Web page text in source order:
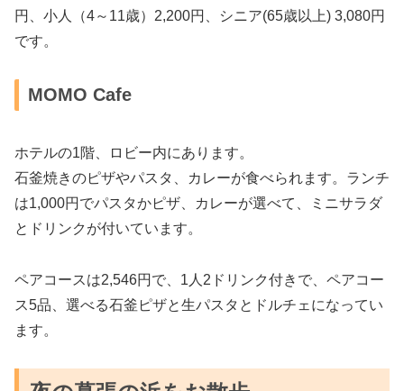
円、小人（4～11歳）2,200円、シニア(65歳以上) 3,080円
です。
MOMO Cafe
ホテルの1階、ロビー内にあります。
石釜焼きのピザやパスタ、カレーが食べられます。ランチ
は1,000円でパスタかピザ、カレーが選べて、ミニサラダ
とドリンクが付いています。
ペアコースは2,546円で、1人2ドリンク付きで、ペアコー
ス5品、選べる石釜ピザと生パスタとドルチェになってい
ます。